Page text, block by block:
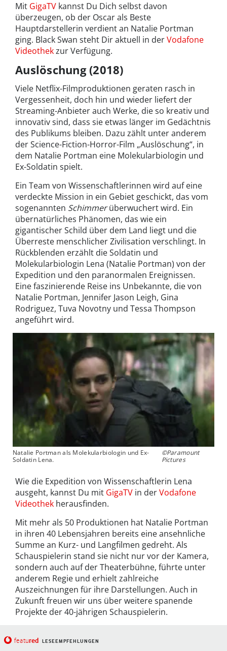
Mit GigaTV kannst Du Dich selbst davon
überzeugen, ob der Oscar als Beste
Hauptdarstellerin verdient an Natalie Portman
ging. Black Swan steht Dir aktuell in derVodafone
Videothekzur Verfügung.
Auslöschung (2018)
Viele Netflix-Filmproduktionen geraten rasch in
Vergessenheit, doch hin und wieder liefert der
Streaming-Anbieter auch Werke, die so kreativ und
innovativ sind, dass sie etwas länger im Gedächtnis
des Publikums bleiben. Dazu zählt unter anderem
der Science-Fiction-Horror-Film „Auslöschung“, in
dem Natalie Portman eine Molekularbiologin und
Ex-Soldatin spielt.
Ein Team von Wissenschaftlerinnen wird auf eine
verdeckte Mission in ein Gebiet geschickt, das vom
sogenannten Schimmerüberwuchert wird. Ein
übernatürliches Phänomen, das wie ein
gigantischer Schild über dem Land liegt und die
Überreste menschlicher Zivilisation verschlingt. In
Rückblenden erzählt die Soldatin und
Molekularbiologin Lena (Natalie Portman) von der
Expedition und den paranormalen Ereignissen.
Eine faszinierende Reise ins Unbekannte, die von
Natalie Portman, Jennifer Jason Leigh, Gina
Rodriguez, Tuva Novotny und Tessa Thompson
angeführt wird.
Natalie Portman als Molekularbiologin und Ex-
Soldatin Lena.
©Paramount
Pictures
Wie die Expedition von Wissenschaftlerin Lena
ausgeht, kannst Du mit GigaTV in derVodafone
Videothek herausfinden.
Mit mehr als 50 Produktionen hat Natalie Portman
in ihren 40 Lebensjahren bereits eine ansehnliche
Summe an Kurz- und Langfilmen gedreht. Als
Schauspielerin stand sie nicht nur vor der Kamera,
sondern auch auf der Theaterbühne, führte unter
anderem Regie und erhielt zahlreiche
Auszeichnungen für ihre Darstellungen. Auch in
Zukunft freuen wir uns über weitere spanende
Projekte der 40-jährigen Schauspielerin.
featured LESEEMPFEHLUNGEN